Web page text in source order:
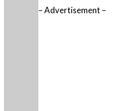
– Advertisement –